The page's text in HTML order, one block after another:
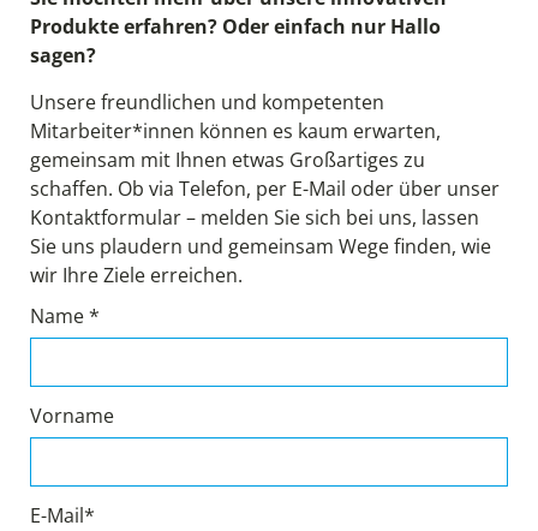
Produkte erfahren? Oder einfach nur Hallo
sagen?
Unsere freundlichen und kompetenten
Mitarbeiter*innen können es kaum erwarten,
gemeinsam mit Ihnen etwas Großartiges zu
schaffen. Ob via Telefon, per E-Mail oder über unser
Kontaktformular – melden Sie sich bei uns, lassen
Sie uns plaudern und gemeinsam Wege finden, wie
wir Ihre Ziele erreichen.
Name *
Vorname
E-Mail*